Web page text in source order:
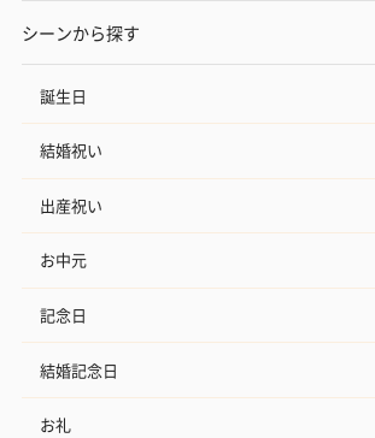
シーンから探す
誕生日
結婚祝い
出産祝い
お中元
記念日
結婚記念日
お礼